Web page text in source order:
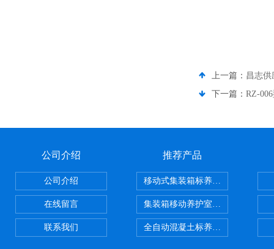
上一篇： 昌志供
下一篇： RZ-
公司介绍
公司介绍
在线留言
联系我们
推荐产品
移动式集装箱标养室 养护室设备
集装箱移动养护室 标养室
全自动混凝土标养室恒温恒湿设备